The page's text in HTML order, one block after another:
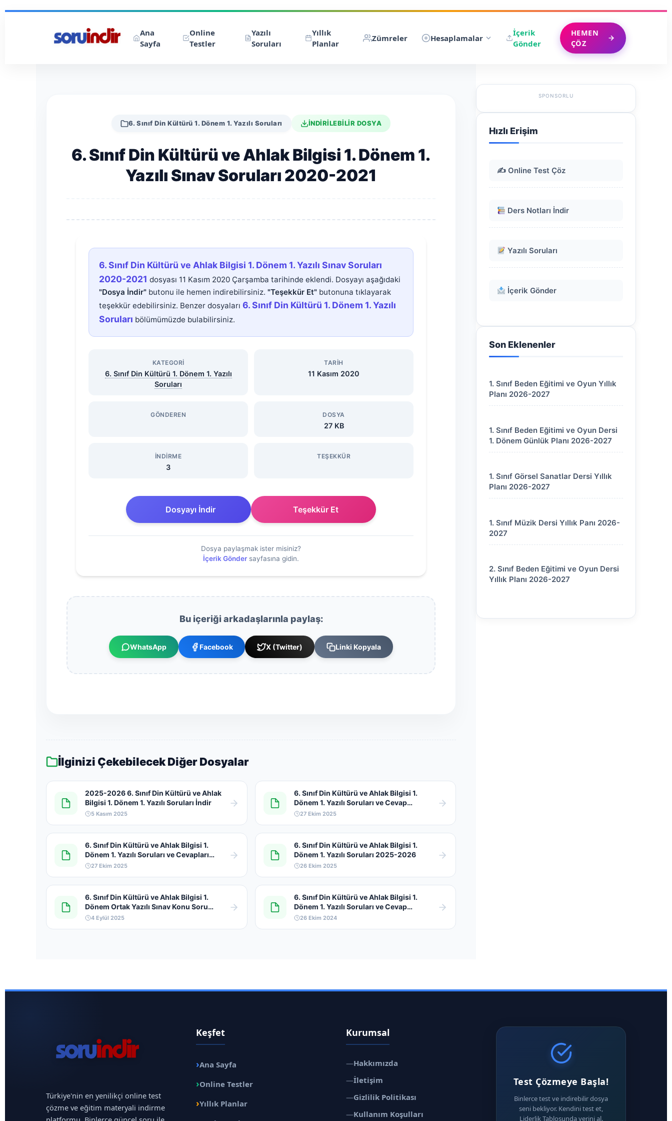
Ana
Sayfa
Online
Testler
Yazılı
Soruları
Yıllık
Planlar
Zümreler Hesaplamalar
İçerik
Gönder
HEMEN
ÇÖZ
6. Sınıf Din Kültürü 1. Dönem 1. Yazılı Soruları İNDİRİLEBİLİR DOSYA
6. Sınıf Din Kültürü ve Ahlak Bilgisi 1. Dönem 1.
Yazılı Sınav Soruları 2020-2021
6.
Sınıf
Din
Kültürü
Ahlak
Dönem
Yazılı
Sınav
2020-
Dosyasını
İndir
6. Sınıf Din Kültürü ve Ahlak Bilgisi 1. Dönem 1. Yazılı Sınav Soruları
2020-2021 dosyası 11 Kasım 2020 Çarşamba tarihinde eklendi. Dosyayı aşağıdaki
"Dosya İndir" butonu ile hemen indirebilirsiniz. "Teşekkür Et" butonuna tıklayarak
teşekkür edebilirsiniz. Benzer dosyaları 6. Sınıf Din Kültürü 1. Dönem 1. Yazılı
Soruları bölümümüzde bulabilirsiniz.
KATEGORI
6. Sınıf Din Kültürü 1. Dönem 1. Yazılı
Soruları
TARIH
11 Kasım 2020
GÖNDEREN DOSYA
27 KB
İNDIRME
3
TEŞEKKÜR
Dosyayı İndir Teşekkür Et
Dosya paylaşmak ister misiniz?
İçerik Gönder sayfasına gidin.
Bu içeriği arkadaşlarınla paylaş:
WhatsApp Facebook X (Twitter) Linki Kopyala
İlginizi Çekebilecek Diğer Dosyalar
2025-2026 6. Sınıf Din Kültürü ve Ahlak
Bilgisi 1. Dönem 1. Yazılı Soruları İndir
5 Kasım 2025
6. Sınıf Din Kültürü ve Ahlak Bilgisi 1.
Dönem 1. Yazılı Soruları ve Cevap
Anahtarı Açık Uçlu 2025-2026
27 Ekim 2025
6. Sınıf Din Kültürü ve Ahlak Bilgisi 1.
Dönem 1. Yazılı Soruları ve Cevapları
2025-2026
27 Ekim 2025
6. Sınıf Din Kültürü ve Ahlak Bilgisi 1.
Dönem 1. Yazılı Soruları 2025-2026
26 Ekim 2025
6. Sınıf Din Kültürü ve Ahlak Bilgisi 1.
Dönem Ortak Yazılı Sınav Konu Soru
Dağılım Tablosu 2025-2026
4 Eylül 2025
6. Sınıf Din Kültürü ve Ahlak Bilgisi 1.
Dönem 1. Yazılı Soruları ve Cevap
Anahtarı 2024-2025
26 Ekim 2024
SPONSORLU
Hızlı Erişim
✍️ Online Test Çöz
Ders Notları İndir
Yazılı Soruları
İçerik Gönder
Son Eklenenler
1. Sınıf Beden Eğitimi ve Oyun Yıllık
Planı 2026-2027
1. Sınıf Beden Eğitimi ve Oyun Dersi
1. Dönem Günlük Planı 2026-2027
1. Sınıf Görsel Sanatlar Dersi Yıllık
Planı 2026-2027
1. Sınıf Müzik Dersi Yıllık Panı 2026-
2027
2. Sınıf Beden Eğitimi ve Oyun Dersi
Yıllık Planı 2026-2027
Türkiye'nin en yenilikçi online test
çözme ve eğitim materyali indirme
Keşfet
›Ana Sayfa
›Online Testler
›Yıllık Planlar
Kurumsal
—Hakkımızda
—İletişim
—Gizlilik Politikası
—Kullanım Koşulları
Test Çözmeye Başla!
Binlerce test ve indirebilir dosya
seni bekliyor. Kendini test et,
Liderlik Tablosunda yerini al.